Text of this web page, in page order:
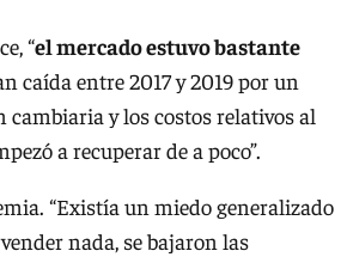
“el mercado estuvo bastante
caída entre 2017 y 2019 por un
cambiaria y los costos relativos al
a recuperar de a poco”.
“Existía un miedo generalizado
nada, se bajaron las